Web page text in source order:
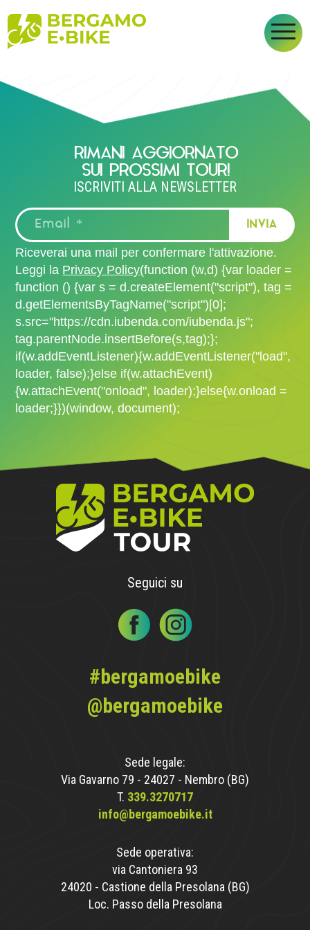
BERGAMO CITTÀ ALTA
RIMANI AGGIORNATO
SUI PROSSIMI TOUR!
ISCRIVITI ALLA NEWSLETTER
Riceverai una mail per confermare l'attivazione.
Leggi la Privacy Policy(function (w,d) {var loader =
function () {var s = d.createElement("script"), tag =
d.getElementsByTagName("script")[0];
s.src="https://cdn.iubenda.com/iubenda.js";
tag.parentNode.insertBefore(s,tag);};
if(w.addEventListener){w.addEventListener("load",
loader, false);}else if(w.attachEvent)
{w.attachEvent("onload", loader);}else{w.onload =
loader;}})(window, document);
Seguici su
#bergamoebike
@bergamoebike
Sede legale:
Via Gavarno 79 - 24027 - Nembro (BG)
T. 339.3270717
info@bergamoebike.it
Sede operativa:
via Cantoniera 93
24020 - Castione della Presolana (BG)
Loc. Passo della Presolana